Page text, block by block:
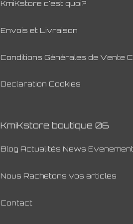
KmiKstore c'est quoi?
Envois et Livraison
Conditions Générales de Vente
Declaration Cookies
KmiKstore boutique 06
Blog Actualités News
Nous Rachetons vos articles
Contact